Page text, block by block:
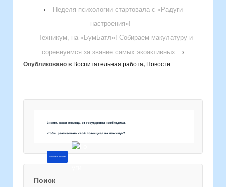
‹
Неделя психологии стартовала с «Радуги
настроения»!
Техникум, на «БумБатл»! Собираем макулатуру и
соревнуемся за звание самых экоактивных
›
Опубликовано в Воспитательная работа, Новости
Знаете, какая помощь от государства необходима,
чтобы реализовать свой потенциал на максимум?
Напишите об этом
Поиск